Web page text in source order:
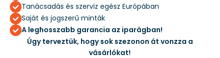
Tanácsadás és szerviz egész Európában
Saját és jogszerű minták
A leghosszabb garancia az iparágban!
Úgy terveztük, hogy sok szezonon át vonzza a
vásárlókat!